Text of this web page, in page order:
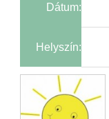
Dátum:
Helyszín: